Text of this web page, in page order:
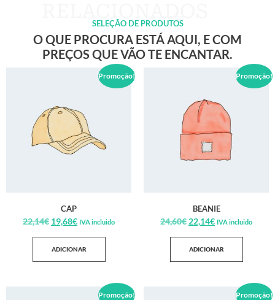
SELEÇÃO DE PRODUTOS
O QUE PROCURA ESTÁ AQUI, E COM
PREÇOS QUE VÃO TE ENCANTAR.
Promoção!
CAP
22,14€ 19,68€ IVA incluido
ADICIONAR
Promoção!
BEANIE
24,60€ 22,14€ IVA incluido
ADICIONAR
Promoção! Promoção!